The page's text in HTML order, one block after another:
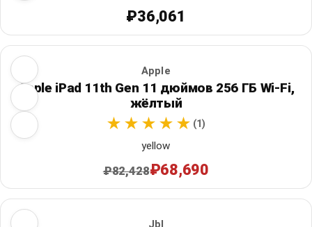
₽36,061
Apple
Apple iPad 11th Gen 11 дюймов 256 ГБ Wi‑Fi,
жёлтый
(1)
yellow
₽82,428₽68,690
Jbl